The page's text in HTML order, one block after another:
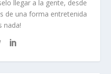
llegar a la gente, desde
de una forma entretenida
nada!